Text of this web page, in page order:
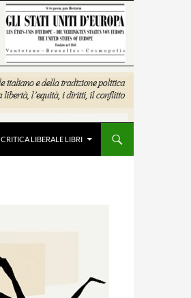
CRITICA LIBERALE LIBRI